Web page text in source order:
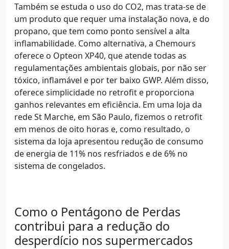
Também se estuda o uso do CO2, mas trata-se de
um produto que requer uma instalação nova, e do
propano, que tem como ponto sensível a alta
inflamabilidade. Como alternativa, a Chemours
oferece o Opteon XP40, que atende todas as
regulamentações ambientais globais, por não ser
tóxico, inflamável e por ter baixo GWP. Além disso,
oferece simplicidade no retrofit e proporciona
ganhos relevantes em eficiência. Em uma loja da
rede St Marche, em São Paulo, fizemos o retrofit
em menos de oito horas e, como resultado, o
sistema da loja apresentou redução de consumo
de energia de 11% nos resfriados e de 6% no
sistema de congelados.
Como o Pentágono de Perdas
contribui para a redução do
desperdício nos supermercados